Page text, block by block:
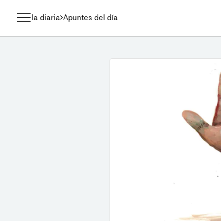
la diaria Apuntes del día